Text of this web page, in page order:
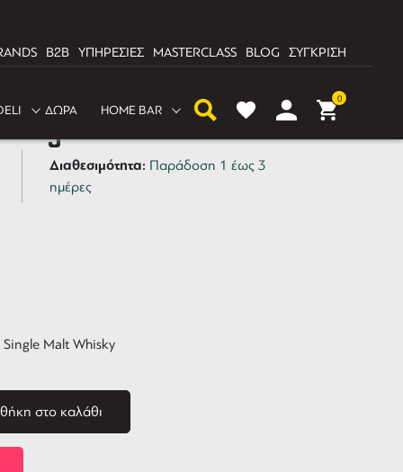
B2B ΥΠΗΡΕΣΙΕΣ MASTERCLASS BLOG ΣΥΓΚΡΙΣΗ
ΔΩΡΑ HOME BAR
0
10 YO 700ml
Διαθεσιμότητα: Παράδοση 1 έως 3
ημέρες
Malt Whisky
στο καλάθι